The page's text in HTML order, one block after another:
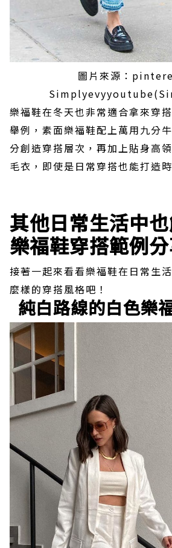
圖片來源：
樂福鞋在冬天也非常適合拿來穿
舉例，素面樂福鞋配上萬用九分
分創造穿搭層次，再加上貼身高
毛衣，即使是日常穿搭也能打造時
其他日常生活中
樂福鞋穿搭範例
接著一起來看看樂福鞋在日常生
麼樣的穿搭風格吧！
純白路線的白色樂